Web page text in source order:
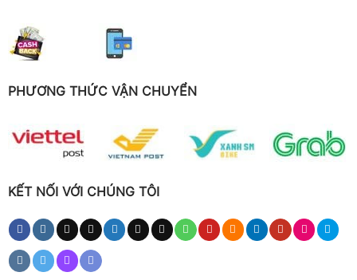
PHƯƠNG THỨC VẬN CHUYỂN
KẾT NỐI VỚI CHÚNG TÔI